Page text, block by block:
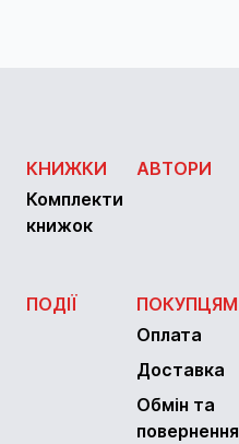
КНИЖКИ
Комплекти
книжок
АВТОРИ
ПОДІЇ
ПОКУПЦЯМ
Оплата
Доставка
Обмін та
повернення